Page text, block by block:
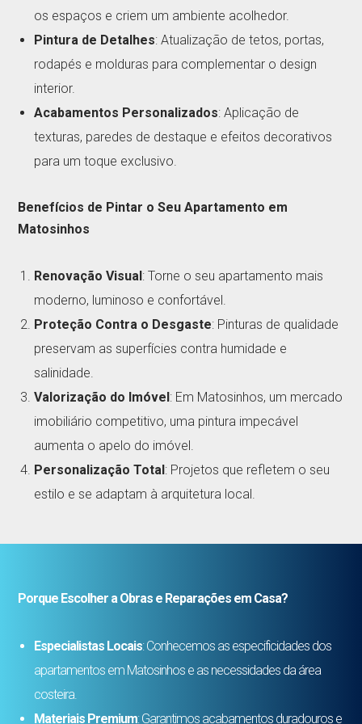
os espaços e criem um ambiente acolhedor.
Pintura de Detalhes: Atualização de tetos, portas,
rodapés e molduras para complementar o design
interior.
Acabamentos Personalizados: Aplicação de
texturas, paredes de destaque e efeitos decorativos
para um toque exclusivo.
Benefícios de Pintar o Seu Apartamento em
Matosinhos
Renovação Visual: Torne o seu apartamento mais
moderno, luminoso e confortável.
Proteção Contra o Desgaste: Pinturas de qualidade
preservam as superfícies contra humidade e
salinidade.
Valorização do Imóvel: Em Matosinhos, um mercado
imobiliário competitivo, uma pintura impecável
aumenta o apelo do imóvel.
Personalização Total: Projetos que refletem o seu
estilo e se adaptam à arquitetura local.
Porque Escolher a Obras e Reparações em Casa?
Especialistas Locais: Conhecemos as especificidades dos
apartamentos em Matosinhos e as necessidades da área
costeira.
Materiais Premium: Garantimos acabamentos duradouros e